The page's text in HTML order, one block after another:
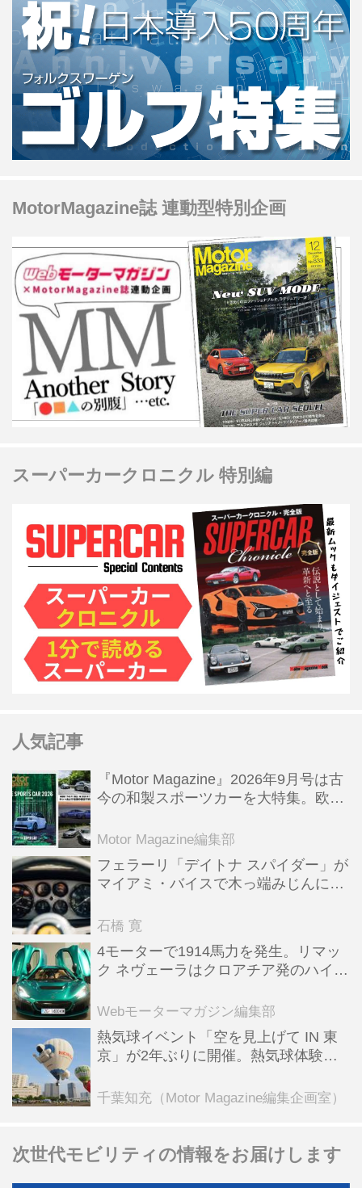
ルモデルチェンジの情報を得たら、そ
の前に売ることも高額査定を得るため
のコツになります。 また、初度登録か
ら13年、走行距離10万キロも目安にし
たいタイミングです。 クルマは年数と
走行距離によって、日々評価額は下が
っていく一方です。少しでも高く売...
MotorMagazine誌 連動型特別企画
スーパーカークロニクル 特別編
人気記事
『Motor Magazine』2026年9月号は古
今の和製スポーツカーを大特集。欧州
Motor Magazine編集部
フェラーリ「デイトナ スパイダー」が
マイアミ・バイスで木っ端みじんにな
石橋 寛
4モーターで1914馬力を発生。リマッ
ク ネヴェーラはクロアチア発のハイパ
全版／115】
Webモーターマガジン編集部
熱気球イベント「空を見上げて IN 東
京」が2年ぶりに開催。熱気球体験搭
ンテンツも
千葉知充（Motor Magazine編集企画室）
次世代モビリティの情報をお届けします